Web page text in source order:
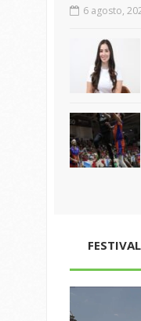
6 agosto,
de